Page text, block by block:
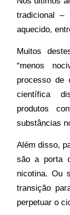
tradicional –
aquecido,
Muitos
“menos
processo de
científica
produtos
substâncias
Além disso,
são a porta
nicotina. Ou
transição
perpetuar o